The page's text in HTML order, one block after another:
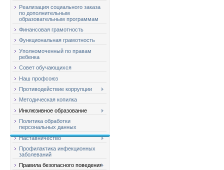
Реализация социального заказа
по дополнительным
образовательным программам
Финансовая грамотность
Функциональная грамотность
Уполномоченный по правам
ребенка
Совет обучающихся
Наш профсоюз
Противодействие коррупции
Методическая копилка
Инклюзивное образование
Политика обработки
персональных данных
Наставничество
Профилактика инфекционных
заболеваний
Правила безопасного поведения